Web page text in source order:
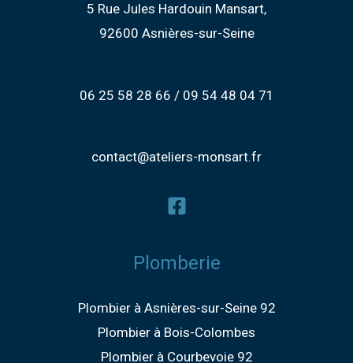
5 Rue Jules Hardouin Mansart,
92600 Asnières-sur-Seine
06 25 58 28 66 / 09 54 48 04 71
contact@ateliers-monsart.fr
Plomberie
Plombier à Asnières-sur-Seine 92
Plombier à Bois-Colombes
Plombier à Courbevoie 92